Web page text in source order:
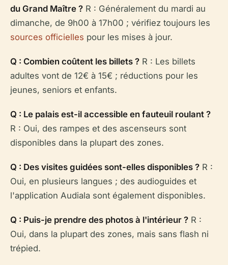
du Grand Maître ? R : Généralement du mardi au
dimanche, de 9h00 à 17h00 ; vérifiez toujours les
sources officielles pour les mises à jour.
Q : Combien coûtent les billets ? R : Les billets
adultes vont de 12€ à 15€ ; réductions pour les
jeunes, seniors et enfants.
Q : Le palais est-il accessible en fauteuil roulant ?
R : Oui, des rampes et des ascenseurs sont
disponibles dans la plupart des zones.
Q : Des visites guidées sont-elles disponibles ? R :
Oui, en plusieurs langues ; des audioguides et
l'application Audiala sont également disponibles.
Q : Puis-je prendre des photos à l'intérieur ? R :
Oui, dans la plupart des zones, mais sans flash ni
trépied.